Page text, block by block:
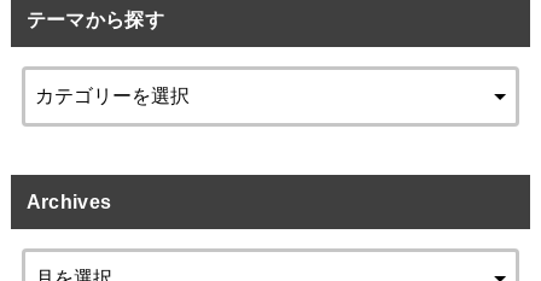
テーマから探す
Archives